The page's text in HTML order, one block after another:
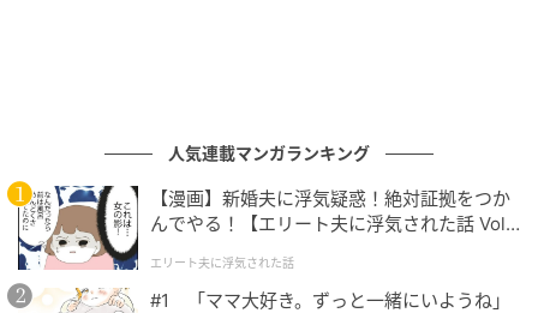
人気連載マンガランキング
【漫画】新婚夫に浮気疑惑！絶対証拠をつか
んでやる！【エリート夫に浮気された話 Vol.
エリート夫に浮気された話
#1 「ママ大好き。ずっと一緒にいようね」